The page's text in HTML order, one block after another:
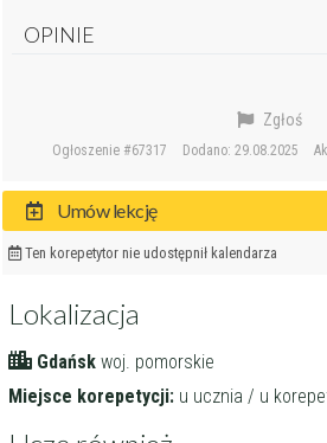
OPINIE
Ogłoszenie #67317 Dodano: 29.08.2025
Zgłoś
Umów lekcję
Ten korepetytor nie udostępnił kalendarza
Lokalizacja
Gdańsk woj. pomorskie
Miejsce korepetycji: u ucznia / u